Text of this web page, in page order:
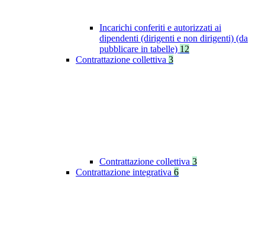
Incarichi conferiti e autorizzati ai
dipendenti (dirigenti e non dirigenti) (da
pubblicare in tabelle) 12
Contrattazione collettiva 3
Contrattazione collettiva 3
Contrattazione integrativa 6